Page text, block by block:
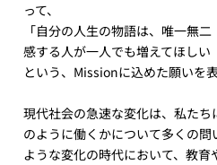
って、
「自分の人生の物語は、唯一無
感する人が一人でも増えてほしい
という、Missionに込めた願いを
現代社会の急速な変化は、私た
のように働くかについて多くの
ような変化の時代において、教